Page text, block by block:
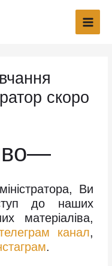
Main
скоро
Ви
до наших
матеріаліва,
канал,
.